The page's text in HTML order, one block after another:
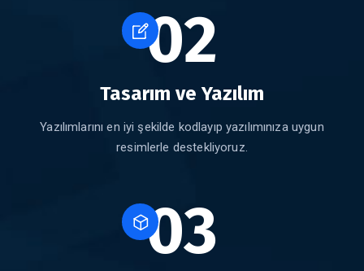
02
Tasarım ve Yazılım
Yazılımlarını en iyi şekilde kodlayıp yazılımınıza uygun
resimlerle destekliyoruz.
03